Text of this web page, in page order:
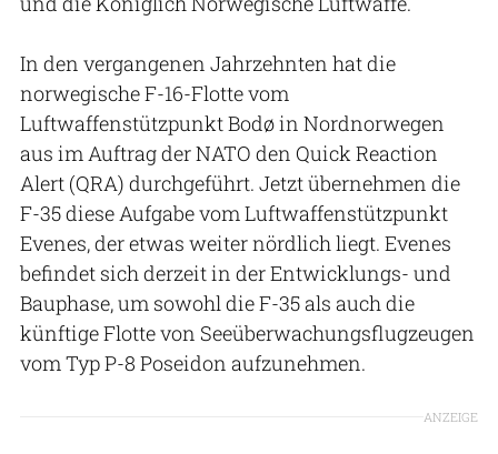
In den vergangenen Jahrzehnten hat die
norwegische F-16-Flotte vom
Luftwaffenstützpunkt Bodø in Nordnorwegen
aus im Auftrag der NATO den Quick Reaction
Alert (QRA) durchgeführt. Jetzt übernehmen die
F-35 diese Aufgabe vom Luftwaffenstützpunkt
Evenes, der etwas weiter nördlich liegt. Evenes
befindet sich derzeit in der Entwicklungs- und
Bauphase, um sowohl die F-35 als auch die
künftige Flotte von Seeüberwachungsflugzeugen
vom Typ P-8 Poseidon aufzunehmen.
ANZEIGE